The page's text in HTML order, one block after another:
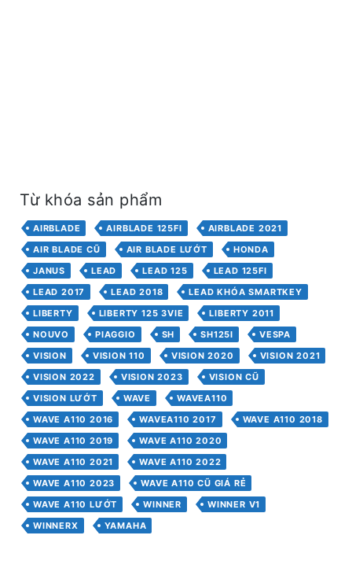
Từ khóa sản phẩm
AIRBLADE AIRBLADE 125FI
AIRBLADE 2021
AIR BLADE CŨ
AIR BLADE LƯỚT
HONDA
JANUS
LEAD LEAD 125
LEAD 125FI
LEAD 2017
LEAD 2018
LEAD KHÓA SMARTKEY
LIBERTY
LIBERTY 125 3VIE
LIBERTY 2011
NOUVO
PIAGGIO SH SH125I
VESPA
VISION
VISION 110 VISION 2020
VISION 2021
VISION 2022
VISION 2023
VISION CŨ
VISION LƯỚT
WAVE
WAVEA110
WAVE A110 2016
WAVEA110 2017
WAVE A110 2018
WAVE A110 2019
WAVE A110 2020
WAVE A110 2021
WAVE A110 2022
WAVE A110 2023
WAVE A110 CŨ GIÁ RẺ
WAVE A110 LƯỚT
WINNER
WINNER V1
WINNERX
YAMAHA